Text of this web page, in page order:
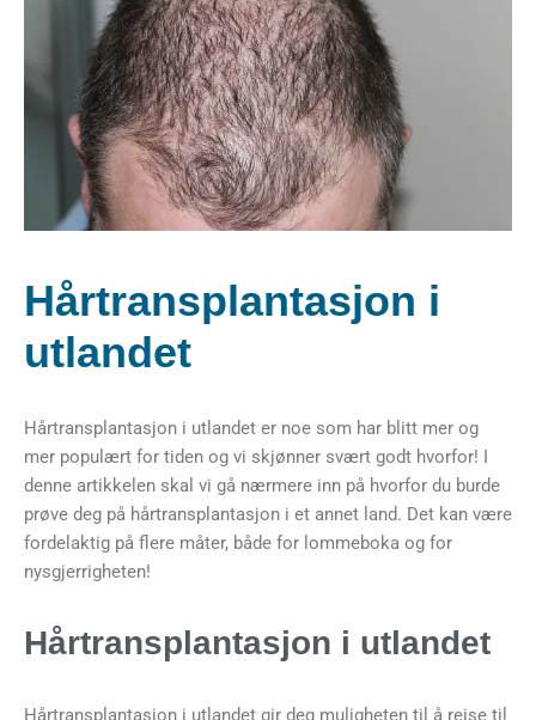
Hårtransplantasjon i
utlandet
Hårtransplantasjon i utlandet er noe som har blitt mer og
mer populært for tiden og vi skjønner svært godt hvorfor! I
denne artikkelen skal vi gå nærmere inn på hvorfor du burde
prøve deg på hårtransplantasjon i et annet land. Det kan være
fordelaktig på flere måter, både for lommeboka og for
nysgjerrigheten!
Hårtransplantasjon i utlandet
Hårtransplantasjon i utlandet gir deg muligheten til å reise til